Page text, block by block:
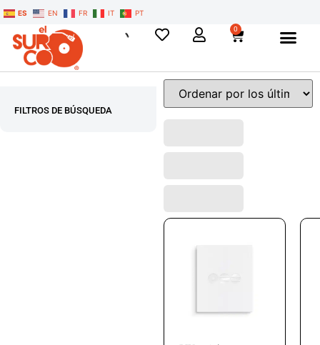
ES EN FR IT PT
0
FILTROS DE BÚSQUEDA